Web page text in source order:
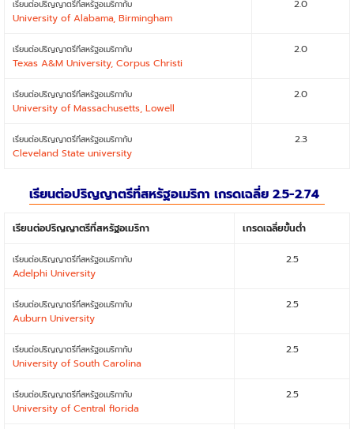
เรียนต่อปริญญาตรีที่สหรัฐอเมริกากับ
University of Alabama, Birmingham
2.0
เรียนต่อปริญญาตรีที่สหรัฐอเมริกากับ
Texas A&M University, Corpus Christi
2.0
เรียนต่อปริญญาตรีที่สหรัฐอเมริกากับ
University of Massachusetts, Lowell
2.0
เรียนต่อปริญญาตรีที่สหรัฐอเมริกากับ
Cleveland State university
2.3
เรียนต่อปริญญาตรีที่สหรัฐอเมริกา เกรดเฉลี่ย 2.5-2.74
เรียนต่อปริญญาตรีที่สหรัฐอเมริกา เกรดเฉลี่ยขั้นต่ำ
เรียนต่อปริญญาตรีที่สหรัฐอเมริกากับ
Adelphi University
2.5
เรียนต่อปริญญาตรีที่สหรัฐอเมริกากับ
Auburn University
2.5
เรียนต่อปริญญาตรีที่สหรัฐอเมริกากับ
University of South Carolina
2.5
เรียนต่อปริญญาตรีที่สหรัฐอเมริกากับ
University of Central florida
2.5